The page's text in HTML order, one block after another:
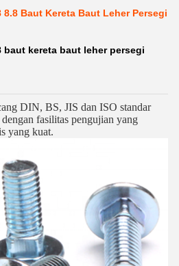
Baut Kereta Baut Leher Persegi
kereta baut leher persegi
DIN, BS, JIS dan ISO standar
fasilitas pengujian yang
yang kuat.